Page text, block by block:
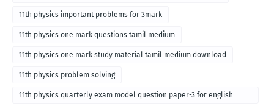
11th physics important problems for 3mark
11th physics one mark questions tamil medium
11th physics one mark study material tamil medium download
11th physics problem solving
11th physics quarterly exam model question paper-3 for english